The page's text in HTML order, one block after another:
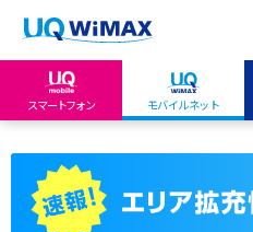
スマートフォン モバイルネット
My UQ mobile
UQ WiMAX
UQ WiMAX